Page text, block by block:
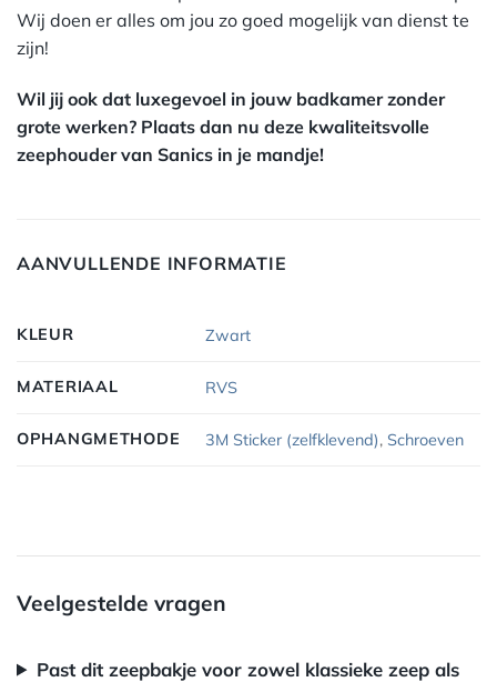
Wij doen er alles om jou zo goed mogelijk van dienst te
zijn!
Wil jij ook dat luxegevoel in jouw badkamer zonder
grote werken? Plaats dan nu deze kwaliteitsvolle
zeephouder van Sanics in je mandje!
AANVULLENDE INFORMATIE
KLEUR Zwart
MATERIAAL RVS
OPHANGMETHODE 3M Sticker (zelfklevend), Schroeven
Veelgestelde vragen
Past dit zeepbakje voor zowel klassieke zeep als